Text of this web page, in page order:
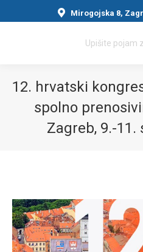
Mirogojska 8,
Search:
12. hrvatski
spolno
Zagreb, 9.-11.